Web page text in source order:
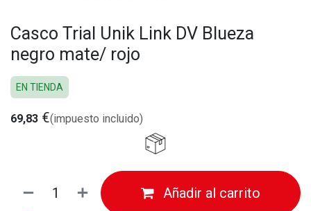
Casco Trial Unik Link DV Blueza
negro mate/ rojo
EN TIENDA
69,83 €(impuesto incluido)
Añadir al carrito